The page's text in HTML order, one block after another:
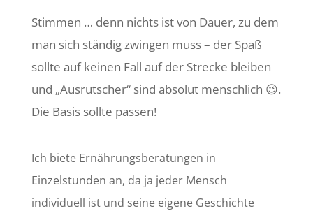
Stimmen … denn nichts ist von Dauer, zu dem
man sich ständig zwingen muss – der Spaß
sollte auf keinen Fall auf der Strecke bleiben
und „Ausrutscher“ sind absolut menschlich 😉.
Die Basis sollte passen!
Ich biete Ernährungsberatungen in
Einzelstunden an, da ja jeder Mensch
individuell ist und seine eigene Geschichte